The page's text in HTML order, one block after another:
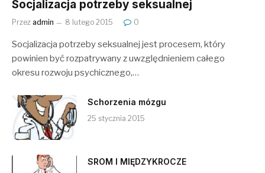
Socjalizacja potrzeby seksualnej
Przez admin 8 lutego 2015 0
Socjalizacja potrzeby seksualnej jest procesem, który
powinien być rozpatrywany z uwzględnieniem całego
okresu rozwoju psychicznego,…
Schorzenia mózgu
25 stycznia 2015
SROM I MIĘDZYKROCZE